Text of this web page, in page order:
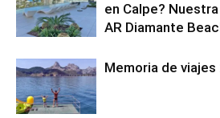
en Calpe?
AR Diamante
Memoria de